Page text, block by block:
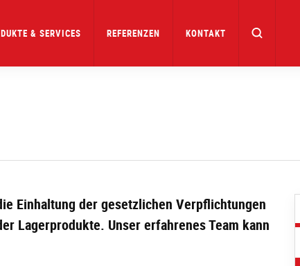
& SERVICES REFERENZEN KONTAKT
Einhaltung der gesetzlichen Verpflichtungen
Lagerprodukte. Unser erfahrenes Team kann